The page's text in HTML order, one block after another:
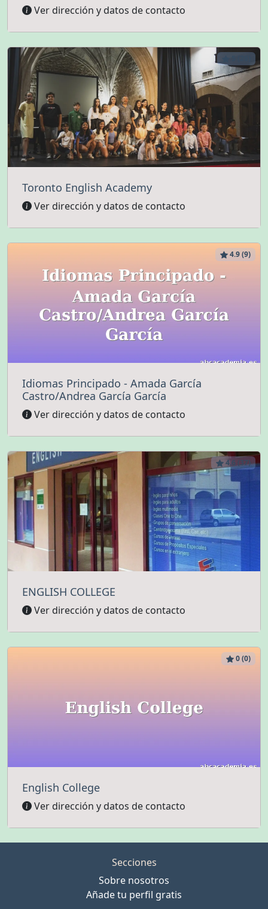
Ver dirección y datos de contacto
Toronto English Academy
Ver dirección y datos de contacto
4.9 (9)
Idiomas Principado - Amada García
Castro/Andrea García García
Ver dirección y datos de contacto
4.6 (37)
ENGLISH COLLEGE
Ver dirección y datos de contacto
0 (0)
English College
Ver dirección y datos de contacto
Secciones
Sobre nosotros
Añade tu perfil gratis